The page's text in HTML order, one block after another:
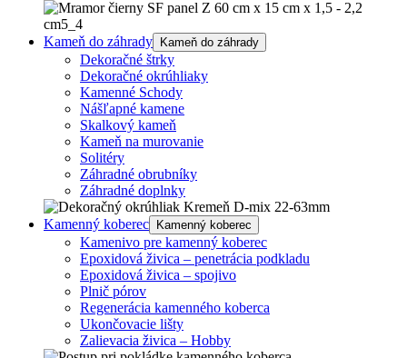
Kameň do záhrady Kameň do záhrady
Dekoračné štrky
Dekoračné okrúhliaky
Kamenné Schody
Nášľapné kamene
Skalkový kameň
Kameň na murovanie
Solitéry
Záhradné obrubníky
Záhradné doplnky
Kamenný koberec Kamenný koberec
Kamenivo pre kamenný koberec
Epoxidová živica – penetrácia podkladu
Epoxidová živica – spojivo
Plnič pórov
Regenerácia kamenného koberca
Ukončovacie lišty
Zalievacia živica – Hobby